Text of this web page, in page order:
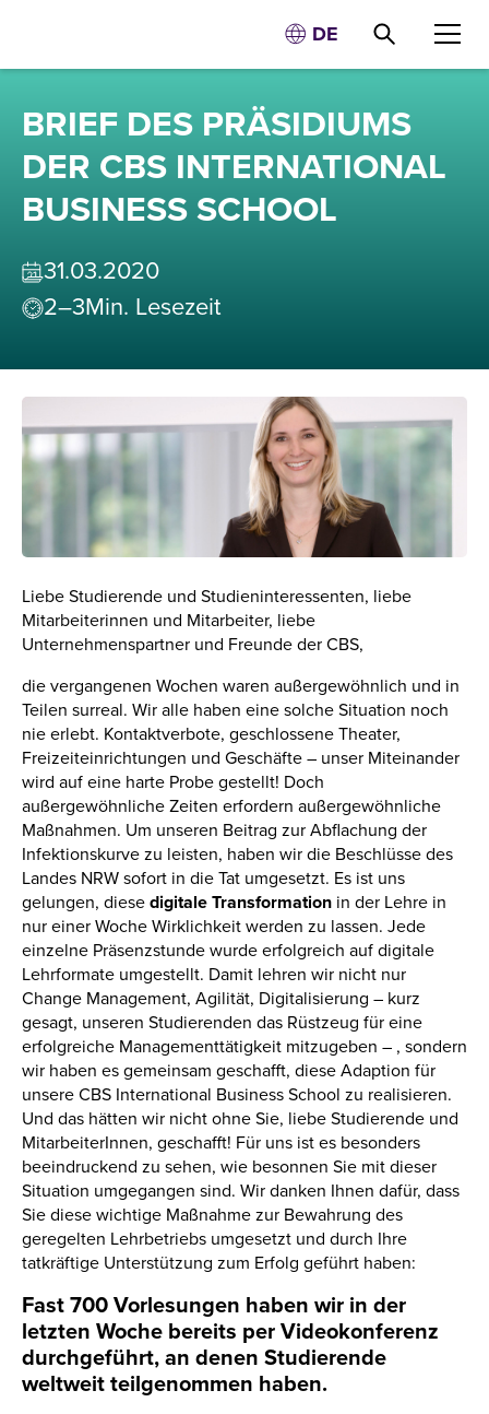
DE
BRIEF DES PRÄSIDIUMS
DER CBS INTERNATIONAL
BUSINESS SCHOOL
31.03.2020
2–3Min. Lesezeit
Liebe Studierende und Studieninteressenten, liebe
Mitarbeiterinnen und Mitarbeiter, liebe
Unternehmenspartner und Freunde der CBS,
die vergangenen Wochen waren außergewöhnlich und in
Teilen surreal. Wir alle haben eine solche Situation noch
nie erlebt. Kontaktverbote, geschlossene Theater,
Freizeiteinrichtungen und Geschäfte – unser Miteinander
wird auf eine harte Probe gestellt! Doch
außergewöhnliche Zeiten erfordern außergewöhnliche
Maßnahmen. Um unseren Beitrag zur Abflachung der
Infektionskurve zu leisten, haben wir die Beschlüsse des
Landes NRW sofort in die Tat umgesetzt. Es ist uns
gelungen, diese digitale Transformation in der Lehre in
nur einer Woche Wirklichkeit werden zu lassen. Jede
einzelne Präsenzstunde wurde erfolgreich auf digitale
Lehrformate umgestellt. Damit lehren wir nicht nur
Change Management, Agilität, Digitalisierung – kurz
gesagt, unseren Studierenden das Rüstzeug für eine
erfolgreiche Managementtätigkeit mitzugeben – , sondern
wir haben es gemeinsam geschafft, diese Adaption für
unsere CBS International Business School zu realisieren.
Und das hätten wir nicht ohne Sie, liebe Studierende und
MitarbeiterInnen, geschafft! Für uns ist es besonders
beeindruckend zu sehen, wie besonnen Sie mit dieser
Situation umgegangen sind. Wir danken Ihnen dafür, dass
Sie diese wichtige Maßnahme zur Bewahrung des
geregelten Lehrbetriebs umgesetzt und durch Ihre
tatkräftige Unterstützung zum Erfolg geführt haben:
Fast 700 Vorlesungen haben wir in der
letzten Woche bereits per Videokonferenz
durchgeführt, an denen Studierende
weltweit teilgenommen haben.